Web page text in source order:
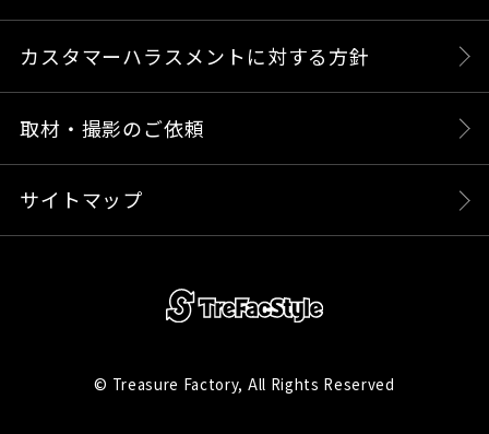
カスタマーハラスメントに対する方針
取材・撮影のご依頼
サイトマップ
© Treasure Factory, All Rights Reserved